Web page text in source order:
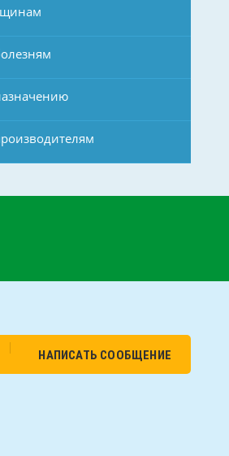
НАПИСАТЬ СООБЩЕНИЕ